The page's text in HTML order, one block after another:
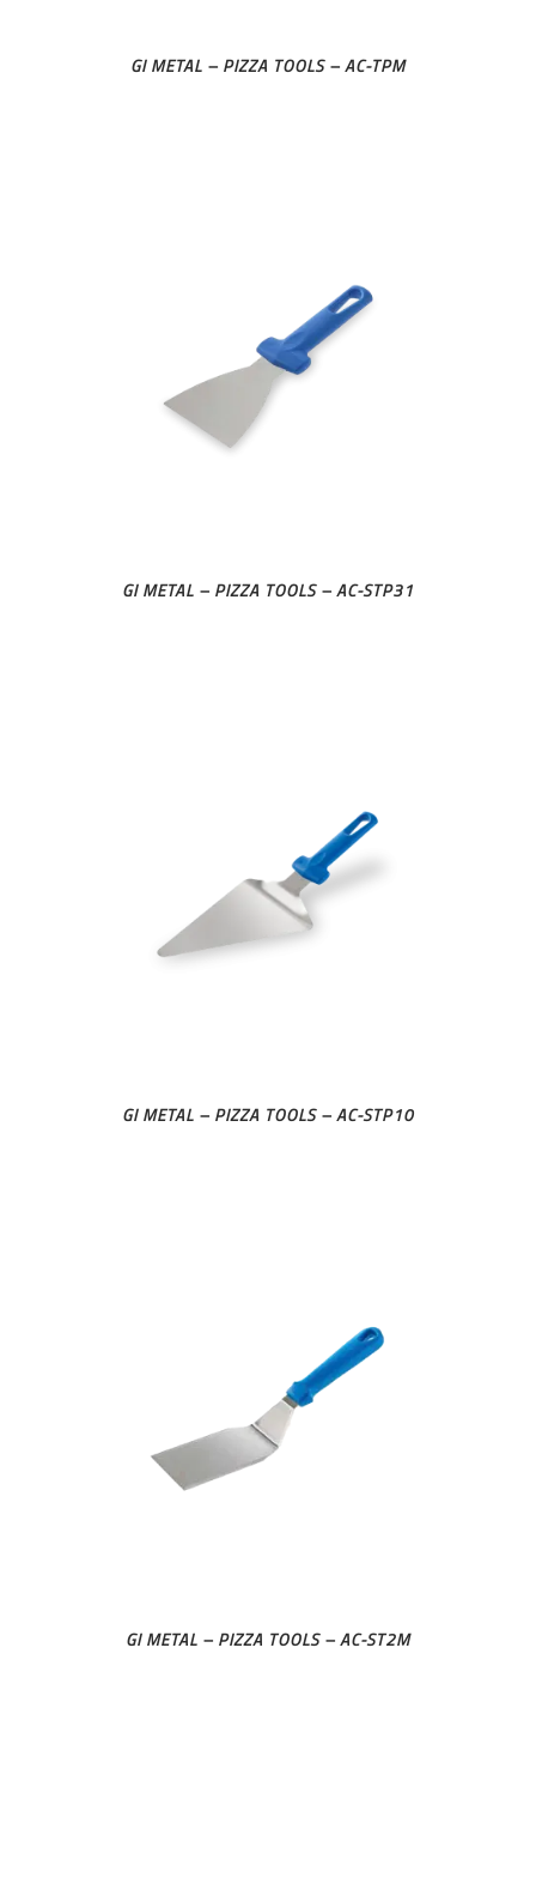
GI METAL – PIZZA TOOLS – AC-TPM
GI METAL – PIZZA TOOLS – AC-STP31
GI METAL – PIZZA TOOLS – AC-STP10
GI METAL – PIZZA TOOLS – AC-ST2M